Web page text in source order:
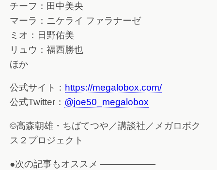
チーフ：田中美央
マーラ：ニケライ ファラナーゼ
ミオ：日野佑美
リュウ：福西勝也
ほか
公式サイト： https://megalobox.com/
公式Twitter： @joe50_megalobox
©高森朝雄・ちばてつや／講談社／メガロボク
ス２プロジェクト
●次の記事もオススメ ——————